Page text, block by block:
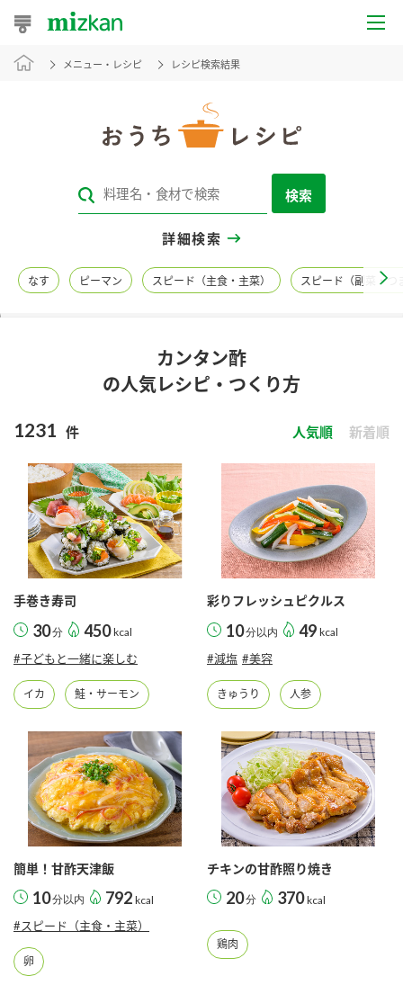
おうちレシピ
レシピカテゴリ一覧
レシピ名特集
酢
お酢ドリンク ぽん酢
鍋用調味料
つゆ たれ
スープ 中華
クイック調味料 レモン果汁
ふりかけ
新商品一覧
キャンペーン情報
ブランド・スペシャルサイト
ブランド・スペシャルサイト トップ
商品ブランドサイト
くらしプラ酢
カンタン酢
お酢ドリンク
味ぽん
ぽん酢
かおりの蔵
つゆ
鍋なび
納豆のサイト
PIN印
企業情報
企業理念
ミツカンの歴史
ミツカンを知る
環境への取り組み
採用情報
ニュースリリース
お客様相談センター
お客様の声をいかしました
メニュー・レシピ レシピ検索結果
検索
詳細検索
なす ピーマン スピード（主食・主菜） スピード（副菜・つ
カンタン酢
の人気レシピ・つくり方
1231 件 人気順 新着順
手巻き寿司
30分 450 kcal
#子どもと一緒に楽しむ
イカ 鮭・サーモン
彩りフレッシュピクルス
10分以内 49 kcal
#減塩 #美容
きゅうり 人参
簡単！甘酢天津飯
10分以内 792 kcal
#スピード（主食・主菜）
卵
チキンの甘酢照り焼き
20分 370 kcal
鶏肉